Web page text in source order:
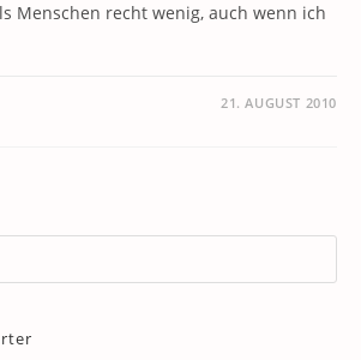
Menschen recht wenig, auch wenn ich
21. AUGUST 2010